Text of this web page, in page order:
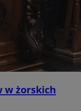
w żorskich